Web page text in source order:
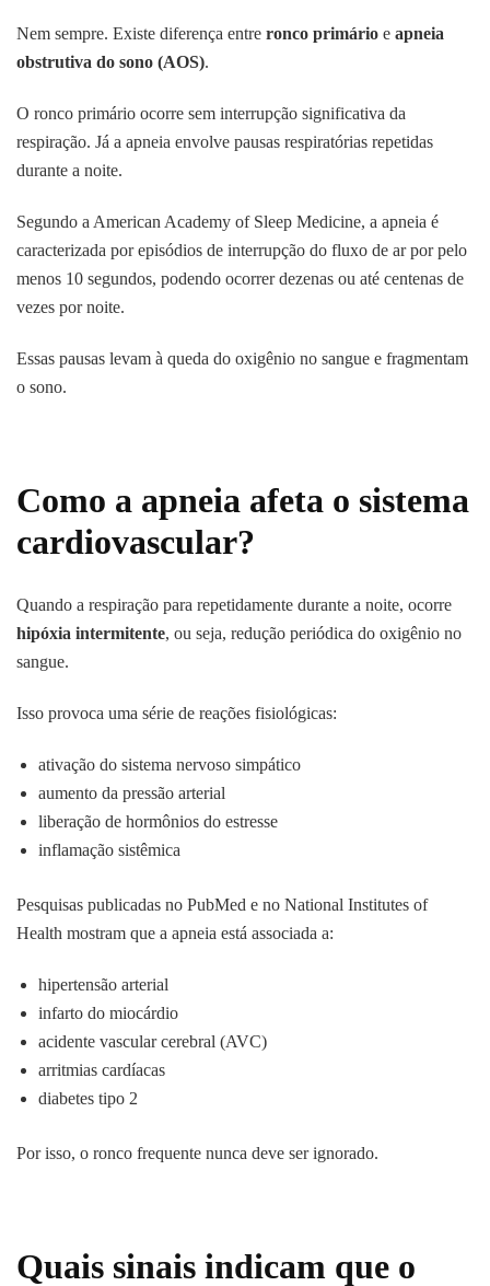
Nem sempre. Existe diferença entre ronco primário e apneia
obstrutiva do sono (AOS).
O ronco primário ocorre sem interrupção significativa da
respiração. Já a apneia envolve pausas respiratórias repetidas
durante a noite.
Segundo a American Academy of Sleep Medicine, a apneia é
caracterizada por episódios de interrupção do fluxo de ar por pelo
menos 10 segundos, podendo ocorrer dezenas ou até centenas de
vezes por noite.
Essas pausas levam à queda do oxigênio no sangue e fragmentam
o sono.
Como a apneia afeta o sistema
cardiovascular?
Quando a respiração para repetidamente durante a noite, ocorre
hipóxia intermitente, ou seja, redução periódica do oxigênio no
sangue.
Isso provoca uma série de reações fisiológicas:
ativação do sistema nervoso simpático
aumento da pressão arterial
liberação de hormônios do estresse
inflamação sistêmica
Pesquisas publicadas no PubMed e no National Institutes of
Health mostram que a apneia está associada a:
hipertensão arterial
infarto do miocárdio
acidente vascular cerebral (AVC)
arritmias cardíacas
diabetes tipo 2
Por isso, o ronco frequente nunca deve ser ignorado.
Quais sinais indicam que o